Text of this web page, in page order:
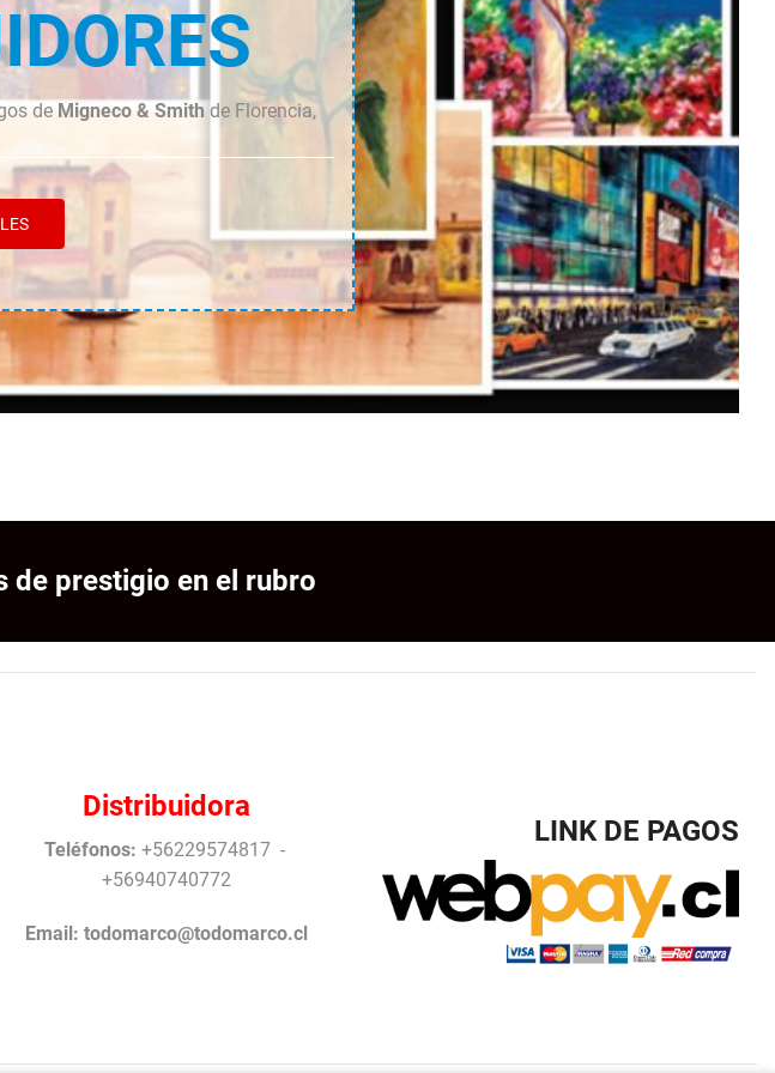
de Migneco & Smith de Florencia,
de prestigio en el rubro
Distribuidora
Teléfonos: +56229574817 -
+56940740772
Email:todomarco@todomarco.cl
LINK DE PAGOS